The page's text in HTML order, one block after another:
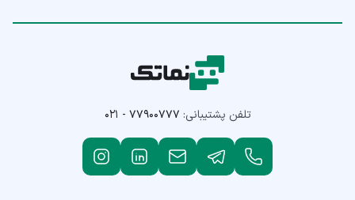
تلفن پشتیبانی: ۰۲۱ - ۷۷۹۰۰۷۷۷